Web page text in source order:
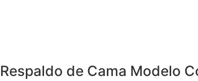
Respaldo de Cama Modelo